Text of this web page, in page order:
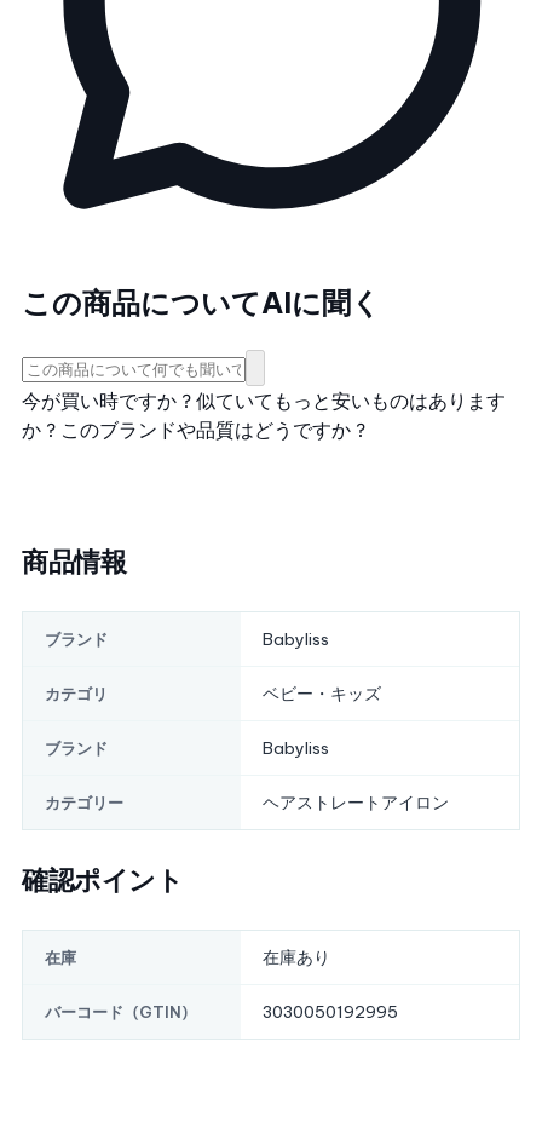
この商品についてAIに聞く
今が買い時ですか？ 似ていてもっと安いものはあります
か？ このブランドや品質はどうですか？
商品情報
ブランド Babyliss
カテゴリ ベビー・キッズ
ブランド Babyliss
カテゴリー ヘアストレートアイロン
確認ポイント
在庫 在庫あり
バーコード（GTIN） 3030050192995